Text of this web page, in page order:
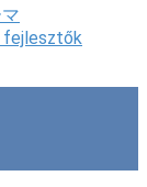
fejlesztők